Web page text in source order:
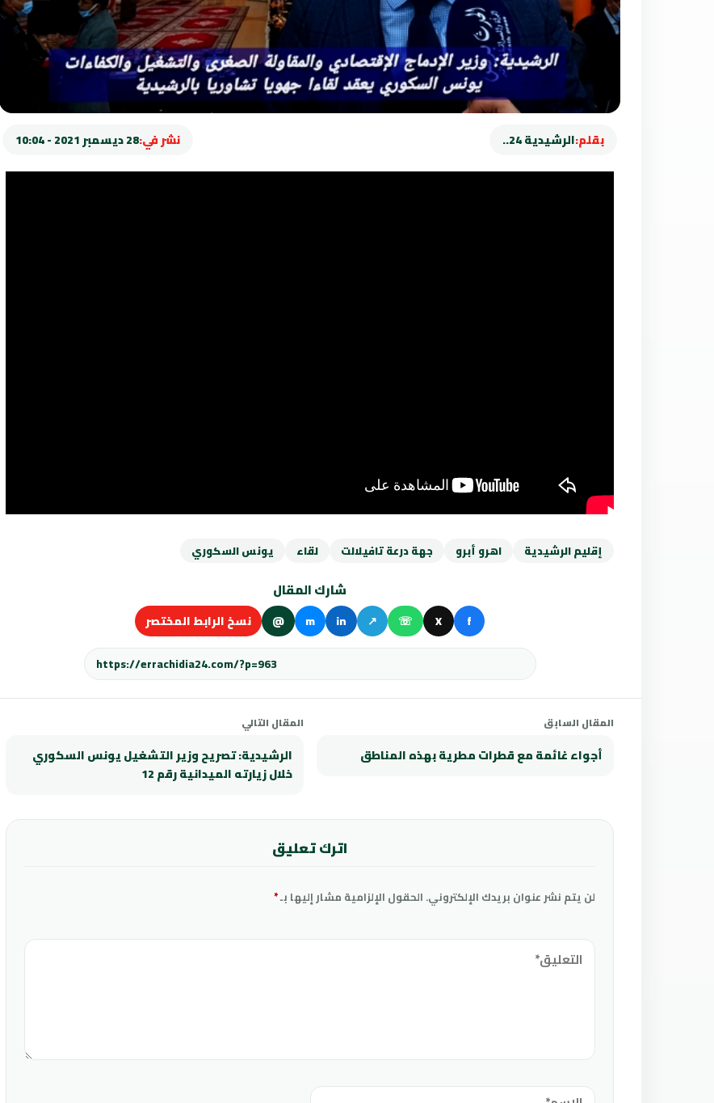
بقلم:الرشيدية 24.. نشر في:28 ديسمبر 2021 - 10:04
إقليم الرشيدية اهرو أبرو جهة درعة تافيلالت لقاء يونس السكوري
شارك المقال
f
X
☏
↗
in
m
@ نسخ الرابط المختصر
المقال السابق
أجواء غائمة مع قطرات مطرية بهذه المناطق
المقال التالي
الرشيدية: تصريح وزير التشغيل يونس السكوري
خلال زيارته الميدانية رقم 12
اترك تعليق
لن يتم نشر عنوان بريدك الإلكتروني. الحقول الإلزامية مشار إليها بـ*